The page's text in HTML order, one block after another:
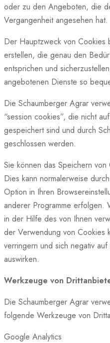
oder zu den Angeboten, die
Vergangenheit angesehen hat.
Der Hauptzweck von
erstellen, die genau den
entsprichen und
angebotenen Dienste so
Die Schaumberger Agrar
“session cookies”, die nicht
gespeichert sind und durch
geschlossen werden.
Sie können das Speichern
Dies kann normalerweise
Option in Ihren
anderer Programme erfolgen.
in der Hilfe des von Ihnen
der Verwendung von Cookies
verringern und sich negativ
auswirken.
Werkzeuge von
Die Schaumberger Agrar
folgende Werkzeuge von
Google Analytics